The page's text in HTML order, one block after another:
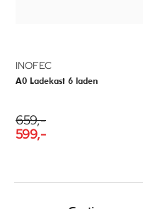
INOFEC
A0 Ladekast 6 laden
659,-
599,-